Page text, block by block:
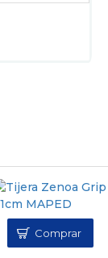
Comprar